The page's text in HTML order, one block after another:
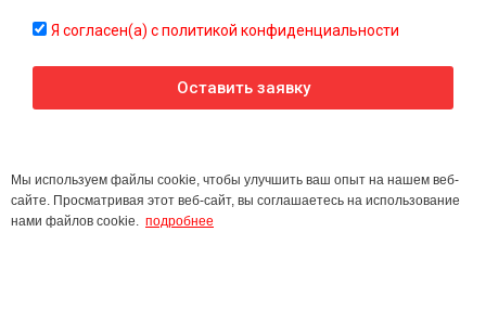
Я согласен(а) с политикой конфиденциальности
Оставить заявку
Мы используем файлы cookie, чтобы улучшить ваш опыт на нашем веб-
сайте. Просматривая этот веб-сайт, вы соглашаетесь на использование
нами файлов cookie. подробнее